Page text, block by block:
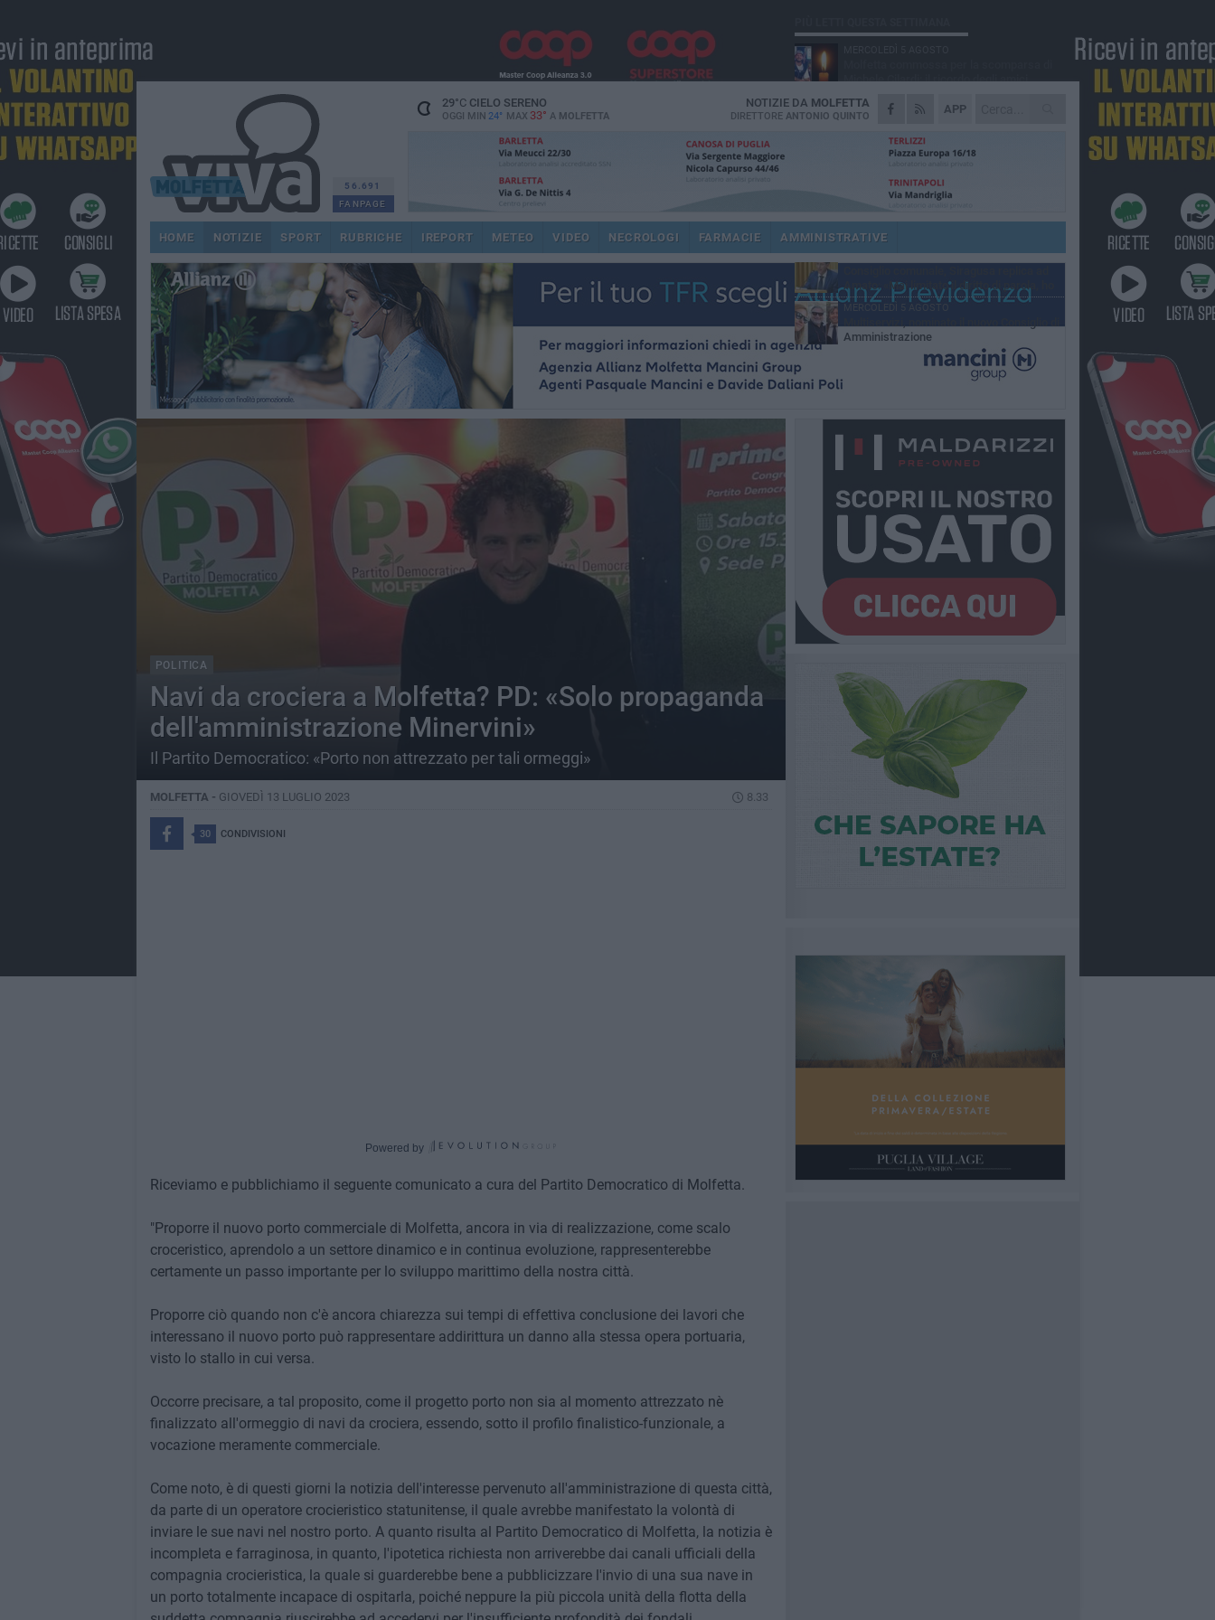
56.691
FANPAGE
29°CCIELO SERENO
OGGI MIN 24° MAX 33° A MOLFETTA
APP
NOTIZIE DA MOLFETTA
DIRETTORE ANTONIO QUINTO
HOME NOTIZIE SPORT RUBRICHE IREPORT METEO VIDEO NECROLOGI FARMACIE AMMINISTRATIVE
POLITICA
Navi da crociera a Molfetta? PD: «Solo propaganda
dell'amministrazione Minervini»
Il Partito Democratico: «Porto non attrezzato per tali ormeggi»
MOLFETTA - GIOVEDÌ 13 LUGLIO 2023 8.33
30 CONDIVISIONI
Powered by
Riceviamo e pubblichiamo il seguente comunicato a cura del Partito Democratico di Molfetta.
"Proporre il nuovo porto commerciale di Molfetta, ancora in via di realizzazione, come scalo
croceristico, aprendolo a un settore dinamico e in continua evoluzione, rappresenterebbe
certamente un passo importante per lo sviluppo marittimo della nostra città.
Proporre ciò quando non c'è ancora chiarezza sui tempi di effettiva conclusione dei lavori che
interessano il nuovo porto può rappresentare addirittura un danno alla stessa opera portuaria,
visto lo stallo in cui versa.
Occorre precisare, a tal proposito, come il progetto porto non sia al momento attrezzato nè
finalizzato all'ormeggio di navi da crociera, essendo, sotto il profilo finalistico-funzionale, a
vocazione meramente commerciale.
Come noto, è di questi giorni la notizia dell'interesse pervenuto all'amministrazione di questa città,
da parte di un operatore crocieristico statunitense, il quale avrebbe manifestato la volontà di
inviare le sue navi nel nostro porto. A quanto risulta al Partito Democratico di Molfetta, la notizia è
incompleta e farraginosa, in quanto, l'ipotetica richiesta non arriverebbe dai canali ufficiali della
compagnia crocieristica, la quale si guarderebbe bene a pubblicizzare l'invio di una sua nave in
un porto totalmente incapace di ospitarla, poiché neppure la più piccola unità della flotta della
Michele Cilardi: il ricordo degli amici
GIOVEDÌ 6 AGOSTO
Marittimo molfettese muore a bordo di un
SABATO 1 AGOSTO
accompagnatori per gli scuolabus:
pubblicato il bando
Molfetta piange Marta Maria Pisani, ultima
maestra della sartoria molfettese
SABATO 1 AGOSTO
Amato: «Mai limitato il diritto di parola, ho
fatto rispettare il regolamento»
MERCOLEDÌ 5 AGOSTO
Amministrazione